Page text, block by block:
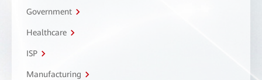
Government
Healthcare
ISP
Manufacturing